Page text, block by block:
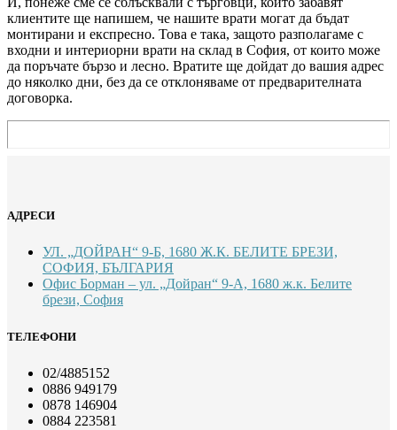
клиентите ще напишем, че нашите врати могат да бъдат
монтирани и експресно. Това е така, защото разполагаме с
входни и интериорни врати на склад в София, от които може
да поръчате бързо и лесно. Вратите ще дойдат до вашия адрес
до няколко дни, без да се отклоняваме от предварителната
договорка.
АДРЕСИ
УЛ. „ДОЙРАН“ 9-Б, 1680 Ж.К. БЕЛИТЕ БРЕЗИ,
СОФИЯ, БЪЛГАРИЯ
Офис Борман – ул. „Дойран“ 9-А, 1680 ж.к. Белите
брези, София
ТЕЛЕФОНИ
02/4885152
0886 949179
0878 146904
0884 223581